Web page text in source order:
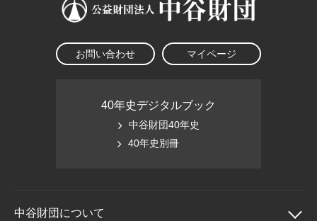
お問い合わせ マイページ
40年史デジタルブック
中谷財団40年史
40年史別冊
中谷財団について